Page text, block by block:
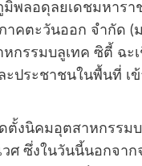
พลอดุลยเดชมหาร
คตะวันออก จำกัด (
รรมบลูเทค ซิตี้ ฉะ
ประชาชนในพื้นที่ เ
งนิคมอุตสาหกรรมบ
ศ ซึ่งในวันนี้นอกจาก